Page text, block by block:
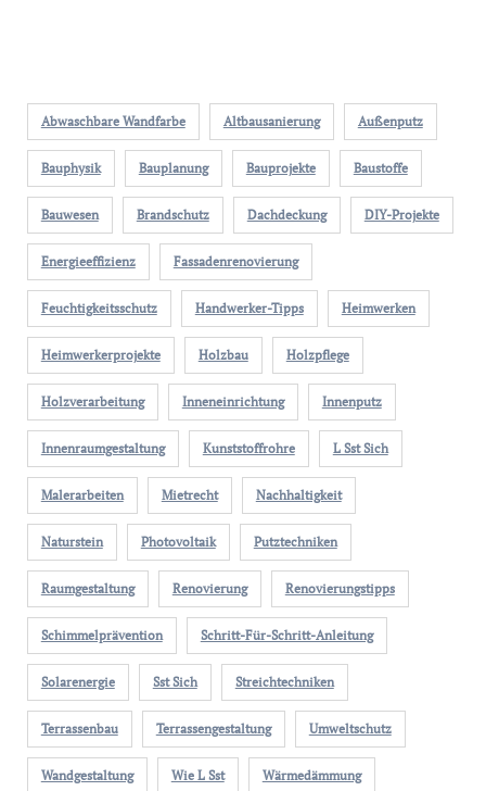
Abwaschbare Wandfarbe Altbausanierung Außenputz
Bauphysik Bauplanung Bauprojekte Baustoffe
Bauwesen Brandschutz Dachdeckung DIY-Projekte
Energieeffizienz Fassadenrenovierung
Feuchtigkeitsschutz Handwerker-Tipps Heimwerken
Heimwerkerprojekte Holzbau Holzpflege
Holzverarbeitung Inneneinrichtung Innenputz
Innenraumgestaltung Kunststoffrohre L Sst Sich
Malerarbeiten Mietrecht Nachhaltigkeit
Naturstein Photovoltaik Putztechniken
Raumgestaltung Renovierung Renovierungstipps
Schimmelprävention Schritt-Für-Schritt-Anleitung
Solarenergie Sst Sich Streichtechniken
Terrassenbau Terrassengestaltung Umweltschutz
Wandgestaltung Wie L Sst Wärmedämmung